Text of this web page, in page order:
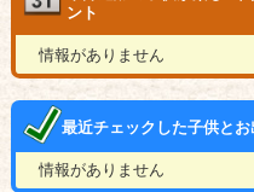
ント
情報がありません
最近チェックした子供とお
情報がありません